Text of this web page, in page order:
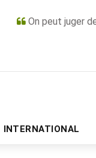
On peut juger
INTERNATIONAL